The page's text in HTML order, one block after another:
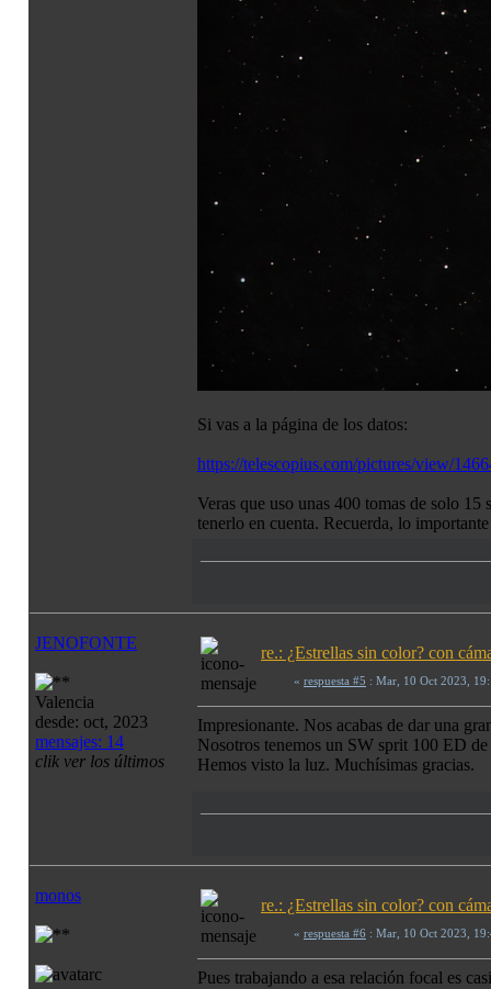
Si vas a la página de los datos:
https://telescopius.com/pictures/view/
Veras que uso unas 400 tomas de solo
tenerlo en cuenta. Recuerda, lo
JENOFONTE
Valencia
desde: oct, 2023
mensajes: 14
clik ver los últimos
re.: ¿Estrellas sin color? con
« respuesta #5 : Mar, 10 Oct 2023,
Impresionante. Nos acabas de dar una
Nosotros tenemos un SW sprit 100 ED
Hemos visto la luz. Muchísimas gracias.
monos
re.: ¿Estrellas sin color? con
« respuesta #6 : Mar, 10 Oct 2023,
Pues trabajando a esa relación focal es